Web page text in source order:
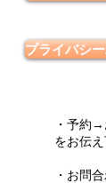
プライバシ
・予約
をお伝
・お問